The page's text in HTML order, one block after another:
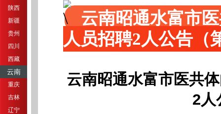
陕西
新疆
贵州
四川
西藏
云南
重庆
吉林
辽宁
云南昭通水富市
人员招聘2人公告（
云南昭通水富市医共
2人